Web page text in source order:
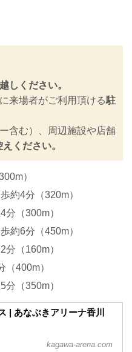
しください。
来場者がご利用頂ける駐
含む）、周辺施設や店舗
ください。
）
約4分（320m）
（300m）
約6分（450m）
（160m）
400m）
分（350m）
| あなぶきアリーナ香川
kagawa-arena.com